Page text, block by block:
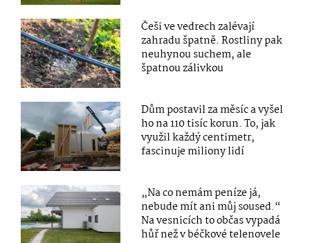
Češi ve vedrech zalévají
zahradu špatně. Rostliny pak
neuhynou suchem, ale
špatnou zálivkou
Dům postavil za měsíc a vyšel
ho na 110 tisíc korun. To, jak
využil každý centimetr,
fascinuje miliony lidí
„Na co nemám peníze já,
nebude mít ani můj soused.“
Na vesnicích to občas vypadá
hůř než v béčkové telenovele